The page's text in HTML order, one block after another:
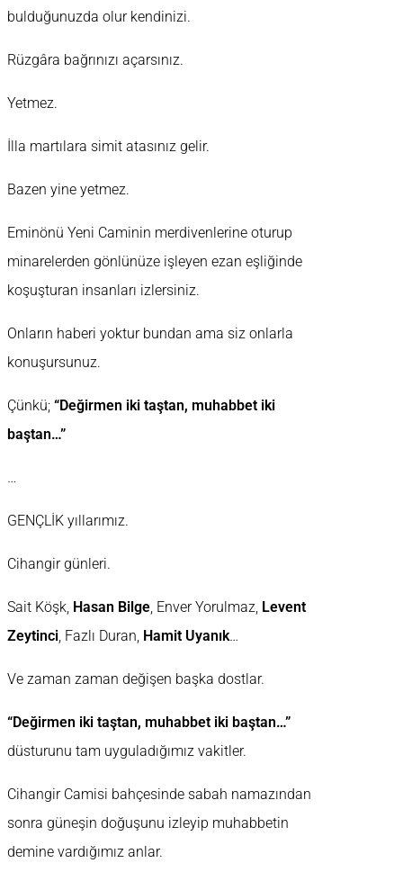
bulduğunuzda olur kendinizi.
Rüzgâra bağrınızı açarsınız.
Yetmez.
İlla martılara simit atasınız gelir.
Bazen yine yetmez.
Eminönü Yeni Caminin merdivenlerine oturup
minarelerden gönlünüze işleyen ezan eşliğinde
koşuşturan insanları izlersiniz.
Onların haberi yoktur bundan ama siz onlarla
konuşursunuz.
Çünkü; “Değirmen iki taştan, muhabbet iki
baştan…”
…
GENÇLİK yıllarımız.
Cihangir günleri.
Sait Köşk, Hasan Bilge, Enver Yorulmaz, Levent
Zeytinci, Fazlı Duran, Hamit Uyanık…
Ve zaman zaman değişen başka dostlar.
“Değirmen iki taştan, muhabbet iki baştan…”
düsturunu tam uyguladığımız vakitler.
Cihangir Camisi bahçesinde sabah namazından
sonra güneşin doğuşunu izleyip muhabbetin
demine vardığımız anlar.